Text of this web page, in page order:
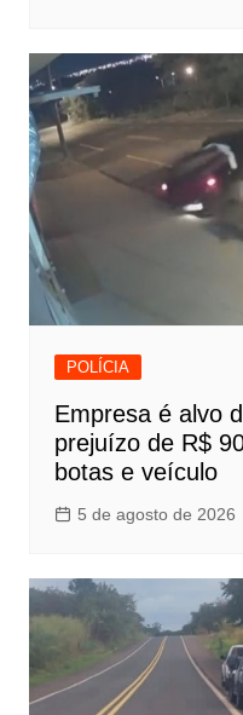
POLÍCIA
Empresa é alvo
prejuízo de R$
botas e veículo
5 de agosto de 2026